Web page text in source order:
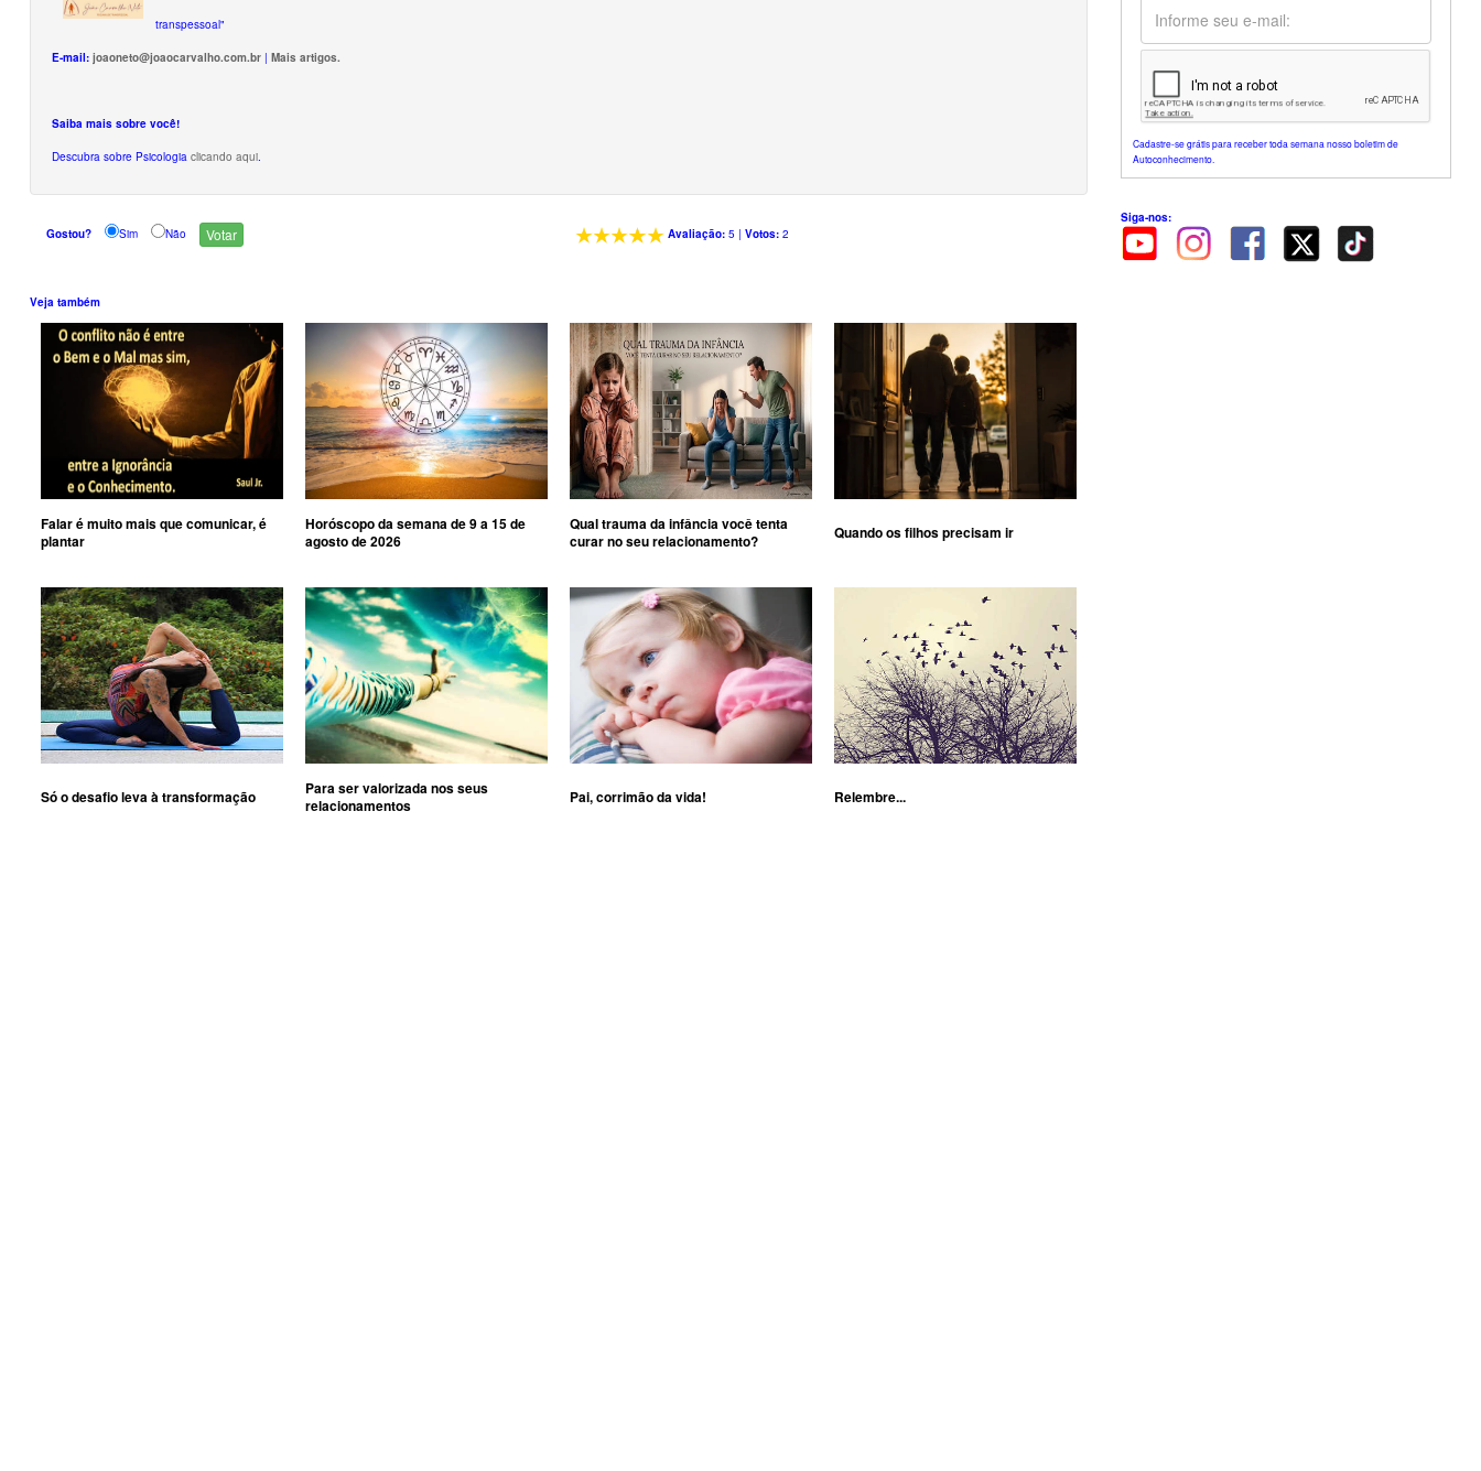
transpessoal"
E-mail: joaoneto@joaocarvalho.com.br | Mais artigos.
Saiba mais sobre você!
Descubra sobre Psicologia clicando aqui.
Gostou? Sim Não Avaliação:5 | Votos:2
Veja também
Falar é muito mais que comunicar, é
plantar
Horóscopo da semana de 9 a 15 de
agosto de 2026
Qual trauma da infância você tenta
curar no seu relacionamento?
Quando os filhos precisam ir
Só o desafio leva à transformação
Para ser valorizada nos seus
relacionamentos
Pai, corrimão da vida! Relembre...
Cadastre-se grátis para receber toda semana nosso boletim de
Autoconhecimento.
Siga-nos: